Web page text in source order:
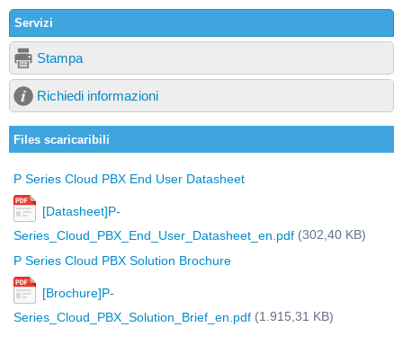
Servizi
Stampa
Richiedi informazioni
Files scaricaribili
P Series Cloud PBX End User Datasheet
[Datasheet]P-
Series_Cloud_PBX_End_User_Datasheet_en.pdf (302,40 KB)
P Series Cloud PBX Solution Brochure
[Brochure]P-
Series_Cloud_PBX_Solution_Brief_en.pdf (1.915,31 KB)